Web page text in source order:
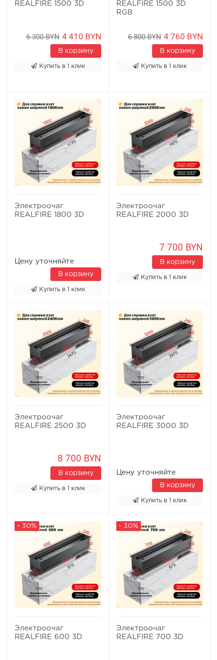
REALFIRE 1500 3D
6 300 BYN 4 410 BYN
В корзину
Купить в 1 клик
REALFIRE 1500 3D
RGB
6 800 BYN 4 760 BYN
В корзину
Купить в 1 клик
Электроочаг
REALFIRE 1800 3D
Цену уточняйте
В корзину
Купить в 1 клик
Электроочаг
REALFIRE 2000 3D
7 700 BYN
В корзину
Купить в 1 клик
Электроочаг
REALFIRE 2500 3D
8 700 BYN
В корзину
Купить в 1 клик
Электроочаг
REALFIRE 3000 3D
Цену уточняйте
В корзину
Купить в 1 клик
- 30%
Электроочаг
REALFIRE 600 3D
- 30%
Электроочаг
REALFIRE 700 3D